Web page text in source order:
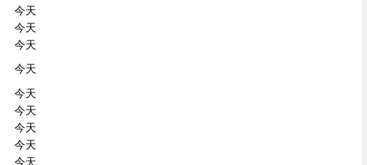
今天
今天
今天
今天
今天
今天
今天
今天
今天